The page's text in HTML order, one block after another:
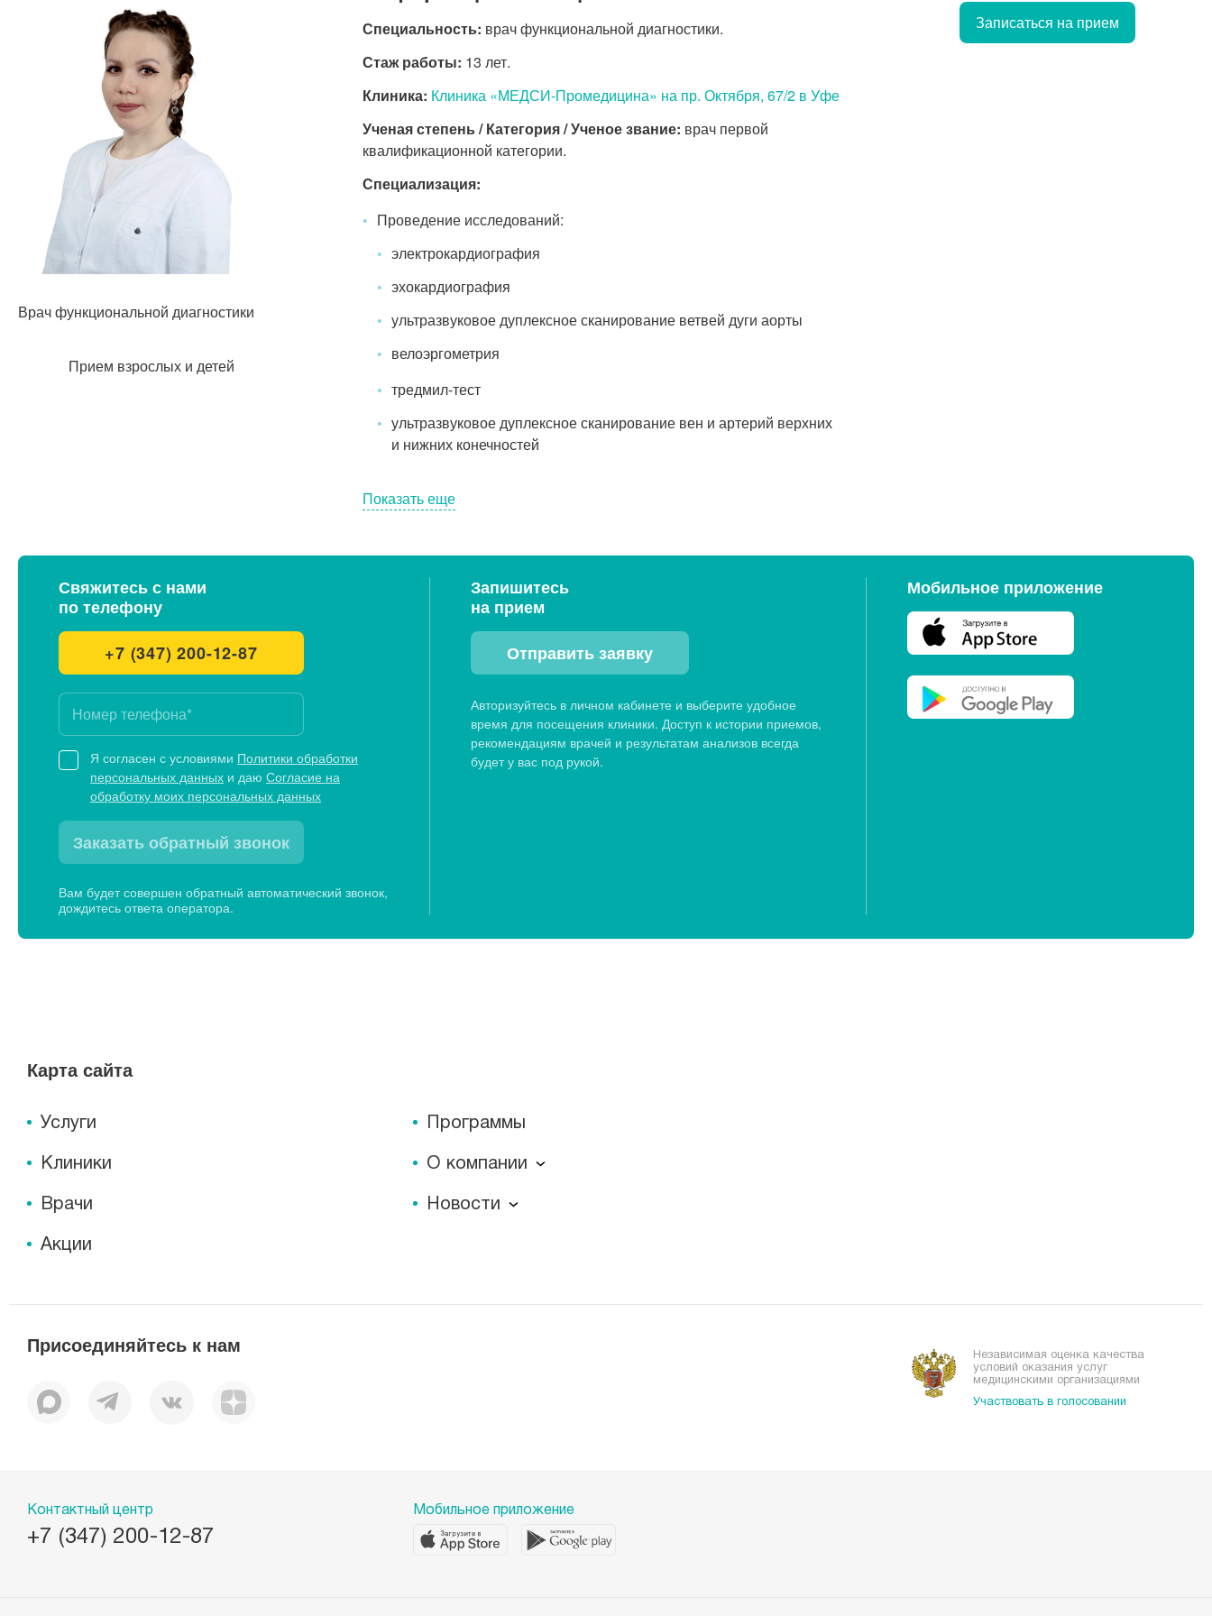
Врач функциональной диагностики
Прием взрослых и детей
Специальность: врач функциональной диагностики.
Стаж работы: 13 лет.
Клиника: Клиника «МЕДСИ-Промедицина» на пр. Октября, 67/2 в Уфе
Ученая степень / Категория / Ученое звание: врач первой
квалификационной категории.
Специализация:
Проведение исследований:
электрокардиография
эхокардиография
ультразвуковое дуплексное сканирование ветвей дуги аорты
велоэргометрия
тредмил-тест
ультразвуковое дуплексное сканирование вен и артерий верхних
и нижних конечностей
Показать еще
Записаться на прием
Свяжитесь с нами
по телефону
+7 (347) 200-12-87
Я согласен с условиями Политики обработки
персональных данных и даю Согласие на
обработку моих персональных данных
Заказать обратный звонок
Вам будет совершен обратный автоматический звонок,
дождитесь ответа оператора.
Запишитесь
на прием
Отправить заявку
Авторизуйтесь в личном кабинете и выберите удобное
время для посещения клиники. Доступ к истории приемов,
рекомендациям врачей и результатам анализов всегда
будет у вас под рукой.
Мобильное приложение
Карта сайта
Услуги
Клиники
Врачи
Акции
Программы
О компании
О компании
Отзывы
Новости
Присоединяйтесь к нам
Независимая оценка качества
условий оказания услуг
медицинскими организациями
Участвовать в голосовании
Контактный центр
+7 (347) 200-12-87
Мобильное приложение